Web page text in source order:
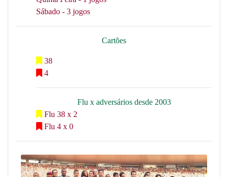
Sábado - 3 jogos
Cartões
38
4
Flu x adversários desde 2003
Flu 38 x 2
Flu 4 x 0